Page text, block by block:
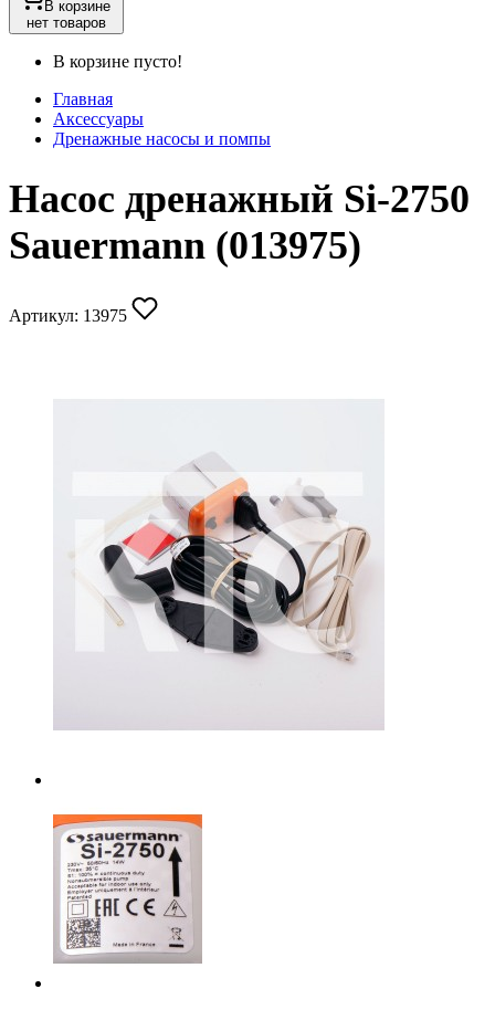
В корзине
нет товаров
В корзине пусто!
Главная
Аксессуары
Дренажные насосы и помпы
Насос дренажный Si-2750
Sauermann (013975)
Артикул: 13975